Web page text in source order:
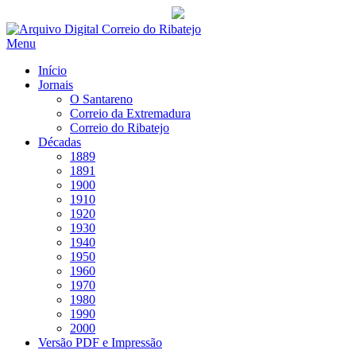
Saltar
para
Menu
Início
Jornais
O Santareno
Correio da Extremadura
Correio do Ribatejo
Décadas
1889
1891
1900
1910
1920
1930
1940
1950
1960
1970
1980
1990
2000
Versão PDF e Impressão